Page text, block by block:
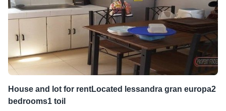
House and lot for rentLocated lessandra gran europa2
bedrooms1 toil